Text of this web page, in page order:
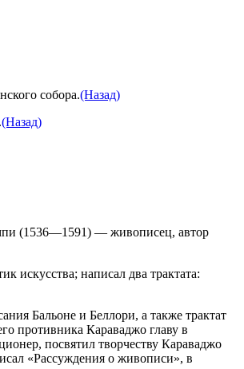
собора.(Назад)
(Назад)
(1536—1591) — живописец, автор
написал два трактата:
Бальоне и Беллори, а также трактат
противника Караваджо главу в
посвятил творчеству Караваджо
«Рассуждения о живописи», в